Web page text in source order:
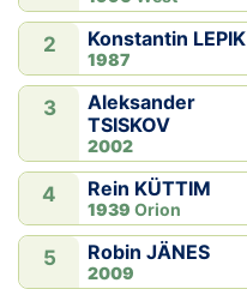
2 Konstantin LEPIK
1987
3
Aleksander
TSISKOV
2002
4 Rein KÜTTIM
1939 Orion
5 Robin JÄNES
2009